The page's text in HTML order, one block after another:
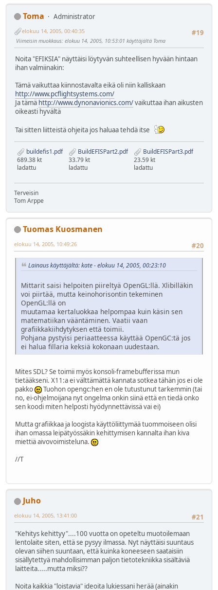
Toma
Administrator
#19
elokuu 14, 2005, 00:40:35
Viimeisin muokkaus: elokuu 14, 2005, 10:53:01 käyttäjältä Toma
Noita "EFIKSIA" näyttäisi löytyvän suhteellisen hyvään hintaan
ihan valmiinakin:
Tämä vaikuttaa kiinnostavalta eikä oli niin kalliskaan
http://www.pcflightsystems.com/
Ja tämä http://www.dynonavionics.com/vaikuttaa ihan aikusten
oikeasti hyvältä
Tai sitten liitteistä ohjeita jos haluaa tehdä itse
buildefis1.pdf
689.38 kt
ladattu
BuildEFISPart2.pdf
33.79 kt
ladattu
BuildEFISPart3.pdf
23.59 kt
ladattu
Terveisin
Tom Arppe
Tuomas Kuosmanen
#20
elokuu 14, 2005, 10:49:26
Lainaus käyttäjältä: kate - elokuu 14, 2005, 00:23:10
Mittarit saisi helpoiten piireltyä OpenGL:llä. Xlibilläkin
voi piirtää, mutta keinohorisontin tekeminen
OpenGL:llä on
muutamaa kertaluokkaa helpompaa kuin käsin sen
matematiikan vääntäminen. Vaatii vaan
grafiikkakiihdytyksen että toimii.
Pohjana pystyisi periaatteessa käyttää OpenGC:tä jos
ei halua fillaria keksiä kokonaan uudestaan.
Mites SDL? Se toimii myös konsoli-framebufferissa mun
tietääkseni. X11:a ei välttämättä kannata sotkea tähän jos ei ole
pakko
Tuohon opengc:hen en ole tutustunut tarkemmin (tai
no, ei-ohjelmoijana nyt ongelma onkin siinä että en tiedä onko
sen koodi miten helposti hyödynnettävissä vai ei)
Mutta grafiikkaa ja loogista käyttöliittymää tuommoiseen olisi
ihan omassa leipätyössäkin kehittymisen kannalta ihan kiva
miettiä aivovoimisteluna.
//T
Juho
#21
elokuu 14, 2005, 13:41:00
"Kehitys kehittyy"....100 vuotta on opeteltu muotoilemaan
lentolaite siten, että se pysyy ilmassa. Nyt näyttäisi suuntaus
olevan siihen suuntaan, että kuinka koneeseen saataisiin
sisällytettyä mahdollisimman paljon tietotekniikka sisältäviä
laitteita.....mutta miksi??
Noita kaikkia "loistavia" ideoita lukiessani herää (ainakin